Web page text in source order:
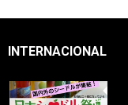
INTERNACIONAL